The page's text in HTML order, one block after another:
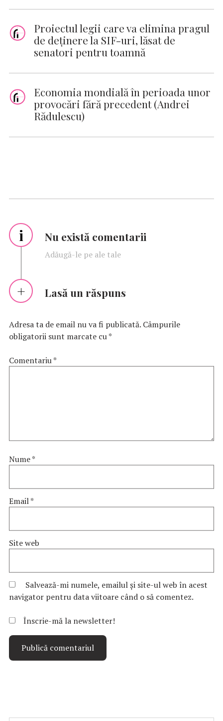
Proiectul legii care va elimina pragul
de deținere la SIF-uri, lăsat de
senatori pentru toamnă
Economia mondială în perioada unor
provocări fără precedent (Andrei
Rădulescu)
i Nu există comentarii
Adăugă-le pe ale tale
Lasă un răspuns
Adresa ta de email nu va fi publicată. Câmpurile
obligatorii sunt marcate cu*
Comentariu*
Nume*
Email*
Site web
Salvează-mi numele, emailul și site-ul web în acest
navigator pentru data viitoare când o să comentez.
Înscrie-mă la newsletter!